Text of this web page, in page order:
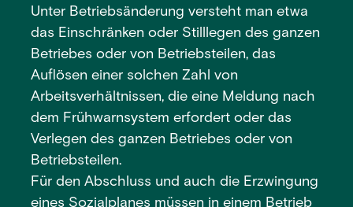
Unter Betriebsänderung versteht man etwa
das Einschränken oder Stilllegen des ganzen
Betriebes oder von Betriebsteilen, das
Auflösen einer solchen Zahl von
Arbeitsverhältnissen, die eine Meldung nach
dem Frühwarnsystem erfordert oder das
Verlegen des ganzen Betriebes oder von
Betriebsteilen.
Für den Abschluss und auch die Erzwingung
eines Sozialplanes müssen in einem Betrieb